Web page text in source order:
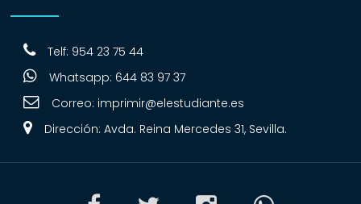
Telf: 954 23 75 44
Whatsapp: 644 83 97 37
Correo: imprimir@elestudiante.es
Dirección: Avda. Reina Mercedes 31, Sevilla.